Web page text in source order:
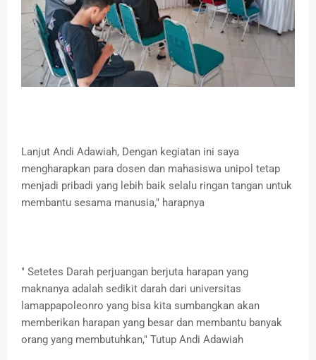
Lanjut Andi Adawiah, Dengan kegiatan ini saya
mengharapkan para dosen dan mahasiswa unipol tetap
menjadi pribadi yang lebih baik selalu ringan tangan untuk
membantu sesama manusia," harapnya
" Setetes Darah perjuangan berjuta harapan yang
maknanya adalah sedikit darah dari universitas
lamappapoleonro yang bisa kita sumbangkan akan
memberikan harapan yang besar dan membantu banyak
orang yang membutuhkan," Tutup Andi Adawiah